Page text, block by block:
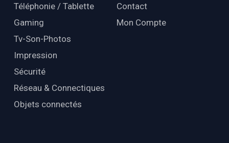
Téléphonie / Tablette
Gaming
Tv-Son-Photos
Impression
Sécurité
Réseau & Connectiques
Objets connectés
Contact
Mon Compte